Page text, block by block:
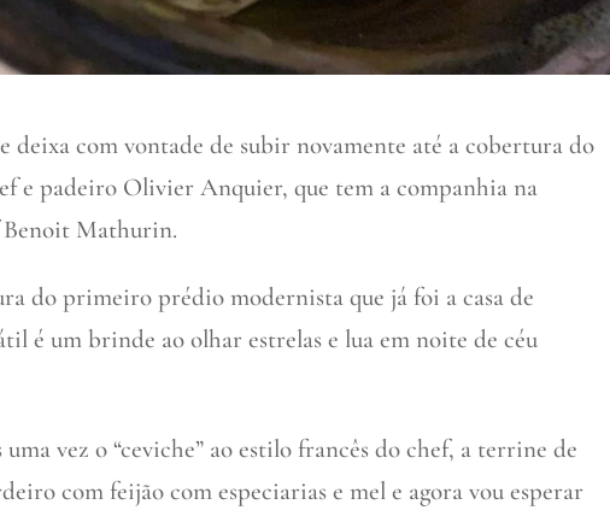
deixa com vontade de subir novamente até a cobertura do
e padeiro Olivier Anquier, que tem a companhia na
Benoit Mathurin.
do primeiro prédio modernista que já foi a casa de
é um brinde ao olhar estrelas e lua em noite de céu
vez o “ceviche” ao estilo francês do chef, a terrine de
com feijão com especiarias e mel e agora vou esperar